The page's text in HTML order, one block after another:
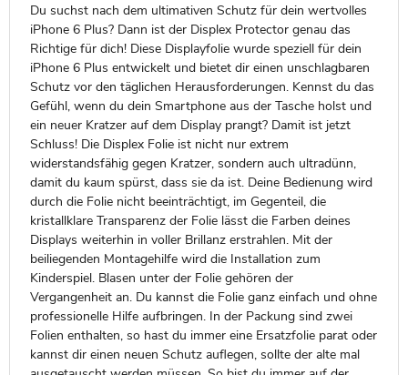
Du suchst nach dem ultimativen Schutz für dein wertvolles
iPhone 6 Plus? Dann ist der Displex Protector genau das
Richtige für dich! Diese Displayfolie wurde speziell für dein
iPhone 6 Plus entwickelt und bietet dir einen unschlagbaren
Schutz vor den täglichen Herausforderungen. Kennst du das
Gefühl, wenn du dein Smartphone aus der Tasche holst und
ein neuer Kratzer auf dem Display prangt? Damit ist jetzt
Schluss! Die Displex Folie ist nicht nur extrem
widerstandsfähig gegen Kratzer, sondern auch ultradünn,
damit du kaum spürst, dass sie da ist. Deine Bedienung wird
durch die Folie nicht beeinträchtigt, im Gegenteil, die
kristallklare Transparenz der Folie lässt die Farben deines
Displays weiterhin in voller Brillanz erstrahlen. Mit der
beiliegenden Montagehilfe wird die Installation zum
Kinderspiel. Blasen unter der Folie gehören der
Vergangenheit an. Du kannst die Folie ganz einfach und ohne
professionelle Hilfe aufbringen. In der Packung sind zwei
Folien enthalten, so hast du immer eine Ersatzfolie parat oder
kannst dir einen neuen Schutz auflegen, sollte der alte mal